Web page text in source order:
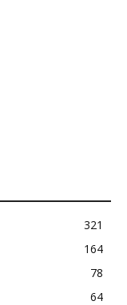
321
164
78
64